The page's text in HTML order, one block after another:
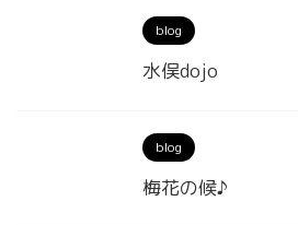
blog
水俣dojo
blog
梅花の候♪